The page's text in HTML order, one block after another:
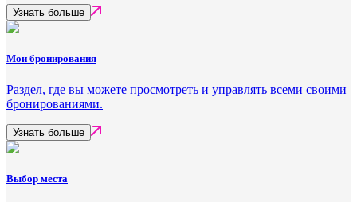
Узнать больше
Мои бронирования
Раздел, где вы можете просмотреть и управлять всеми своими
бронированиями.
Узнать больше
Выбор места